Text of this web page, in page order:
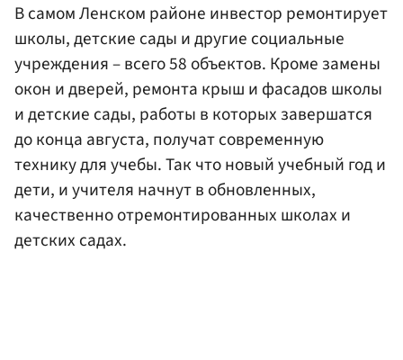
В самом Ленском районе инвестор ремонтирует
школы, детские сады и другие социальные
учреждения – всего 58 объектов. Кроме замены
окон и дверей, ремонта крыш и фасадов школы
и детские сады, работы в которых завершатся
до конца августа, получат современную
технику для учебы. Так что новый учебный год и
дети, и учителя начнут в обновленных,
качественно отремонтированных школах и
детских садах.